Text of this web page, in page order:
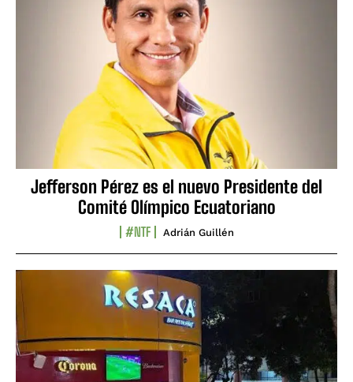
Jefferson Pérez es el nuevo Presidente del
Comité Olímpico Ecuatoriano
#NTF Adrián Guillén